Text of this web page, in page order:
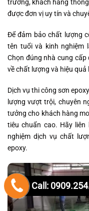
trường, khách hàng
được đơn vị uy tín và
Để đảm bảo chất lượng
tên tuổi và kinh nghiệm
Chọn đúng nhà cung
về chất lượng và hiệu
Dịch vụ thi công sơn
lượng vượt trội, chuyên
tưởng cho khách hàng
tiêu chuẩn cao. Hãy
nghiệm dịch vụ chất
epoxy.
Call: